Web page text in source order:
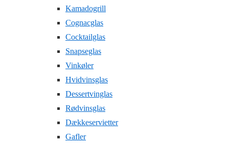
Kamadogrill
Cognacglas
Cocktailglas
Snapseglas
Vinkøler
Hvidvinsglas
Dessertvinglas
Rødvinsglas
Dækkeservietter
Gafler